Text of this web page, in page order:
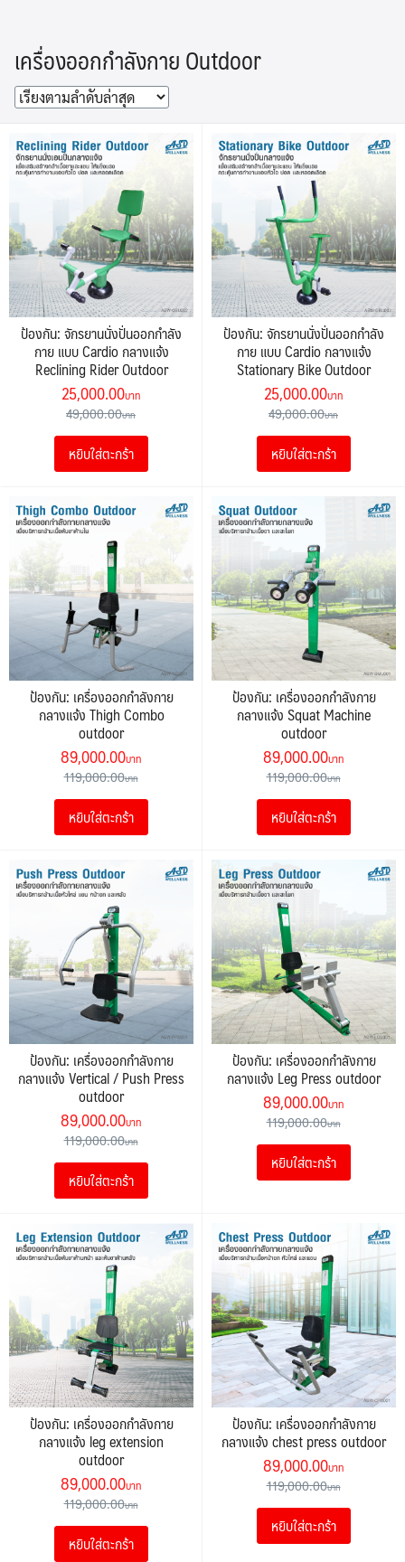
content
เครื่องออกกำลังกาย Outdoor
ป้องกัน: จักรยานนั่งปั่นออกกำลัง
กาย แบบ Cardio กลางแจ้ง
Reclining Rider Outdoor
49,000.00
Original
price
was:
49,000.00฿.
25,000.00
is:
หยิบใส่ตะกร้า
ป้องกัน: จักรยานนั่งปั่นออกกำลัง
กาย แบบ Cardio กลางแจ้ง
Stationary Bike Outdoor
49,000.00
Original
price
was:
49,000.00฿.
25,000.00
is:
หยิบใส่ตะกร้า
ป้องกัน: เครื่องออกกำลังกาย
กลางแจ้ง Thigh Combo
outdoor
119,000.00
Original
price
was:
119,000.00฿.
89,000.00
is:
หยิบใส่ตะกร้า
ป้องกัน: เครื่องออกกำลังกาย
กลางแจ้ง Squat Machine
outdoor
119,000.00
Original
price
was:
119,000.00฿.
89,000.00
is:
หยิบใส่ตะกร้า
ป้องกัน: เครื่องออกกำลังกาย
กลางแจ้ง Vertical / Push Press
outdoor
119,000.00
Original
price
was:
119,000.00฿.
89,000.00
is:
หยิบใส่ตะกร้า
ป้องกัน: เครื่องออกกำลังกาย
กลางแจ้ง Leg Press outdoor
119,000.00
Original
price
was:
119,000.00฿.
89,000.00
is:
หยิบใส่ตะกร้า
ป้องกัน: เครื่องออกกำลังกาย
กลางแจ้ง leg extension
outdoor
119,000.00
Original
price
was:
119,000.00฿.
89,000.00
is:
หยิบใส่ตะกร้า
ป้องกัน: เครื่องออกกำลังกาย
กลางแจ้ง chest press outdoor
119,000.00
Original
price
was:
119,000.00฿.
89,000.00
is:
หยิบใส่ตะกร้า